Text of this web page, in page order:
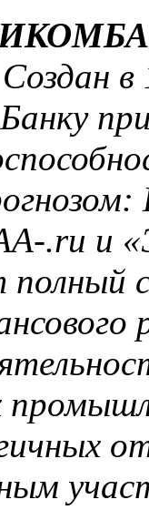
Банку
.ru и